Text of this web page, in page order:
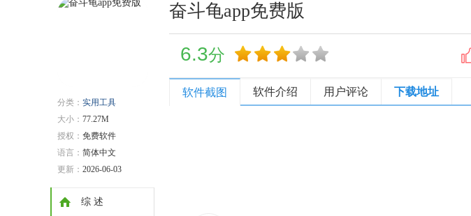
分类： 实用工具
大小： 77.27M
授权： 免费软件
语言： 简体中文
更新： 2026-06-03
综 述
奋斗龟app免费版
6.3分
软件截图 软件介绍 用户评论 下载地址